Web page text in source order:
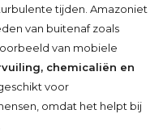
tijden. Amazoniet
van buitenaf zoals
van mobiele
chemicaliën en
voor
omdat het helpt bij